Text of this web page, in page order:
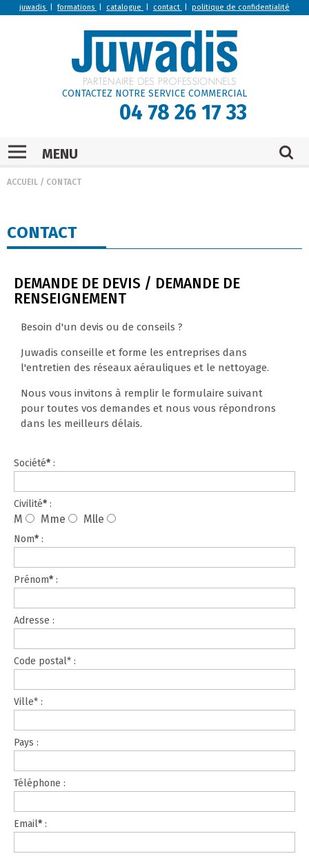
juwadis |formations catalogue contact politique de confidentialité
CONTACTEZ NOTRE SERVICE COMMERCIAL
04 78 26 17 33
MENU
ACCUEIL / CONTACT
CONTACT
DEMANDE DE DEVIS / DEMANDE DE
RENSEIGNEMENT
Besoin d'un devis ou de conseils ?
Juwadis conseille et forme les entreprises dans
l'entretien des réseaux aérauliques et le nettoyage.
Nous vous invitons à remplir le formulaire suivant
pour toutes vos demandes et nous vous répondrons
dans les meilleurs délais.
Société* :
Civilité* :
M Mme Mlle
Nom* :
Prénom* :
Adresse :
Code postal* :
Ville* :
Pays :
Téléphone :
Email* :